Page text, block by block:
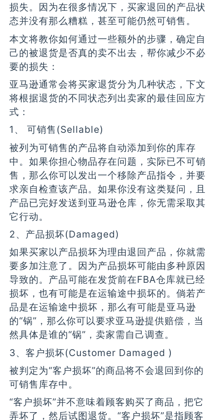
损失。因为在很多情况下，买家退回的产品状
态并没有那么糟糕，甚至可能仍然可销售。
本文将教你如何通过一些额外的步骤，确定自
己的被退货是否真的卖不出去，帮你减少不必
要的损失：
亚马逊通常会将买家退货分为几种状态，下文
将根据退货的不同状态列出卖家的最佳回应方
式：
1、 可销售(Sellable)
被列为可销售的产品将自动添加到你的库存
中。如果你担心物品存在问题，实际已不可销
售，那么你可以发出一个移除产品指令，并要
求亲自检查该产品。如果你没有这类疑问，且
产品已完好发送到亚马逊仓库，你无需采取其
它行动。
2、产品损坏(Damaged)
如果买家以产品损坏为理由退回产品，你就需
要多加注意了。因为产品损坏可能由多种原因
导致的。产品可能在发货前在FBA仓库就已经
损坏，也有可能是在运输途中损坏的。倘若产
品是在运输途中损坏，那么有可能是亚马逊
的“锅”，那么你可以要求亚马逊提供赔偿，当
然具体是谁的“锅”，卖家需自己调查。
3、客户损坏(Customer Damaged )
被判定为“客户损坏”的商品将不会退回到你的
可销售库存中。
“客户损坏”并不意味着顾客购买了商品，把它
弄坏了，然后试图退货。“客户损坏”是指顾客